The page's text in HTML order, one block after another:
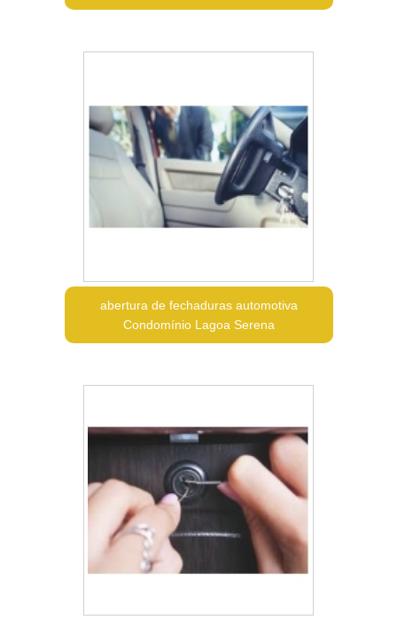
abertura de fechaduras automotiva
Condomínio Lagoa Serena